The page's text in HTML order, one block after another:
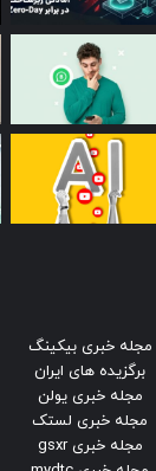
مجله خبری بیکینگ
برگزیده های ایران
مجله خبری یولن
مجله خبری لستک
مجله خبری gsxr